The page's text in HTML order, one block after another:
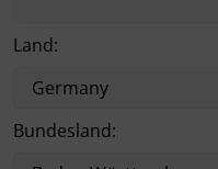
Land:
Bundesland: